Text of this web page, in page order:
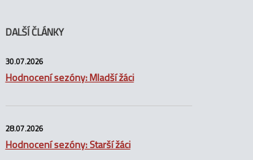
DALŠÍ ČLÁNKY
30.07.2026
Hodnocení sezóny: Mladší žáci
28.07.2026
Hodnocení sezóny: Starší žáci